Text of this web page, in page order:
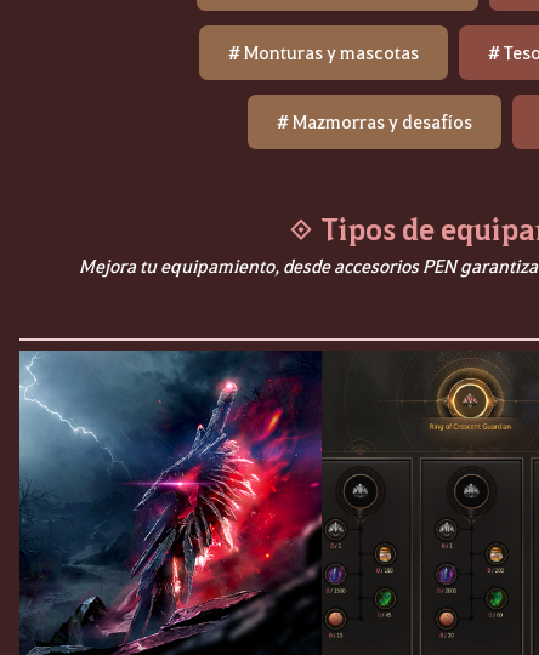
# Monturas y mascotas #
# Mazmorras y desafíos
◈ Tipos de
Mejora tu equipamiento, desde accesorios PEN